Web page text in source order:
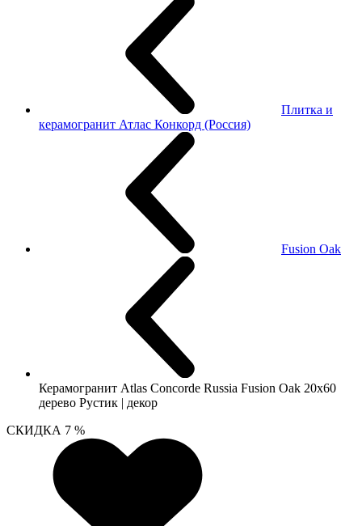
Плитка и
керамогранит Атлас Конкорд (Россия)
Fusion Oak
Керамогранит Atlas Concorde Russia Fusion Oak 20x60
дерево Рустик | декор
СКИДКА 7 %